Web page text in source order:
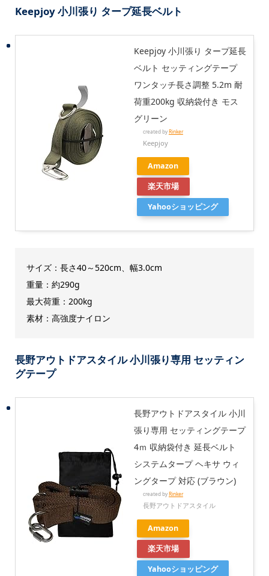
Keepjoy 小川張り タープ延長ベルト
Keepjoy 小川張り タープ延長
ベルト セッティングテープ
ワンタッチ長さ調整 5.2m 耐
荷重200kg 収納袋付き モス
グリーン
created byRinker
Keepjoy
Amazon
楽天市場
Yahooショッピング
サイズ：長さ40～520cm、幅3.0cm
重量：約290g
最大荷重：200kg
素材：高強度ナイロン
長野アウトドアスタイル 小川張り専用 セッティン
グテープ
長野アウトドアスタイル 小川
張り専用 セッティングテープ
4ｍ 収納袋付き 延長ベルト
システムタープ ヘキサ ウィ
ングタープ 対応 (ブラウン)
created byRinker
長野アウトドアスタイル
Amazon
楽天市場
Yahooショッピング